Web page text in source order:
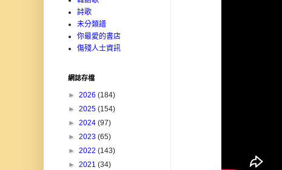
詩歌
未分類譜
你最愛的書店
傷殘人士資訊
網誌存檔
► 2026 (184)
► 2025 (154)
► 2024 (97)
► 2023 (65)
► 2022 (143)
► 2021 (34)